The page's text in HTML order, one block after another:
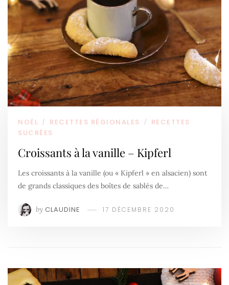
NOËL / RECETTES RÉGIONALES /
RECETTES
SUCRÉES
Croissants à la vanille – Kipferl
Les croissants à la vanille (ou « Kipferl » en alsacien) sont
de grands classiques des boîtes de sablés de…
by CLAUDINE 17 DÉCEMBRE 2020